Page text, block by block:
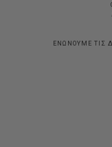
ΕΝΩΝΟΥΜΕ ΤΙΣ